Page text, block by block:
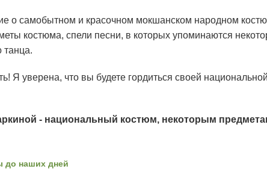
о самобытном и красочном мокшанском народном
костюма, спели песни, в которых упоминаются
танца.
Я уверена, что вы будете гордиться своей
- национальный костюм, некоторым
до наших дней